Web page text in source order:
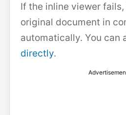
If the inline viewer
original document in
automatically. You can
directly.